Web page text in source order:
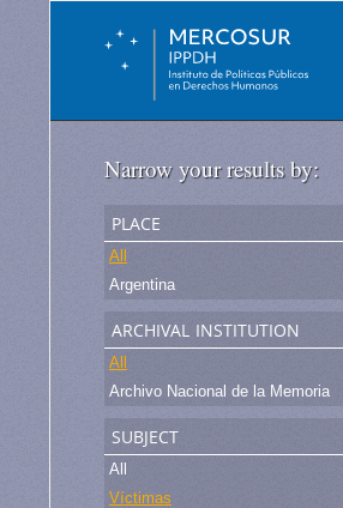
Narrow your results by:
place
All
Argentina
archival institution
All
Archivo Nacional de la Memoria
subject
All
Víctimas